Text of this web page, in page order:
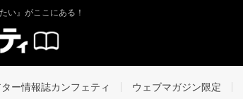
い』がここにある！
ー情報誌カンフェティ ウェブマガジン限定